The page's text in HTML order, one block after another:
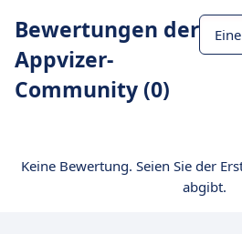
Bewertungen der
Appvizer-
Community (0)
Keine Bewertung. Seien Sie der
abgibt.